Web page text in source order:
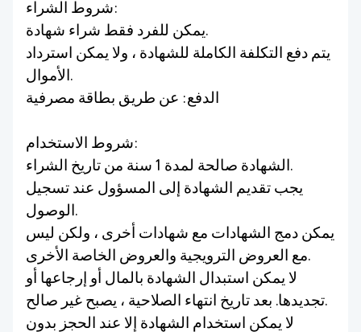
شروط الشراء:
يمكن للفرد فقط شراء شهادة.
يتم دفع التكلفة الكاملة للشهادة ، ولا يمكن استرداد
الأموال.
الدفع: عن طريق بطاقة مصرفية
شروط الاستخدام:
الشهادة صالحة لمدة 1 سنة من تاريخ الشراء.
يجب تقديم الشهادة إلى المسؤول عند تسجيل
الوصول.
يمكن دمج الشهادات مع شهادات أخرى ، ولكن ليس
مع العروض الترويجية والعروض الخاصة الأخرى.
لا يمكن استبدال الشهادة بالمال أو إرجاعها أو
تجديدها. بعد تاريخ انتهاء الصلاحية ، يصبح غير صالح.
لا يمكن استخدام الشهادة إلا عند الحجز بدون